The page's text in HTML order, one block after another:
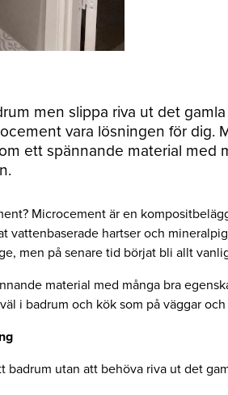
men slippa riva ut det
vara lösningen för dig.
ett spännande material med
Microcement är en
vattenbaserade hartser och
men på senare tid börjat bli allt
material med många bra
i badrum och kök som på väggar
badrum utan att behöva riva ut det